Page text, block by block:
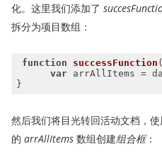
化。这里我们添加了
拆分为项目数组：
function successFunction (
var arrAllItems =
然后我们将目光转回活动文档，
的 arrAllItems 数组创建组合框：